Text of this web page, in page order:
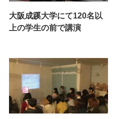
大阪成蹊大学にて120名以
上の学生の前で講演